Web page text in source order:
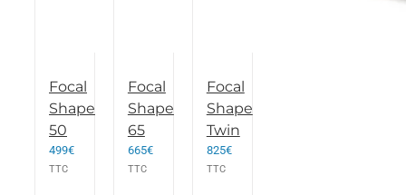
Focal
Shape
50
499€
TTC
Focal
Shape
65
665€
TTC
Focal
Shape
Twin
825€
TTC